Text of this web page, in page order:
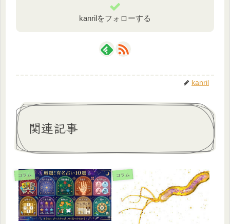
kanrilをフォローする
kanril
関連記事
コラム コラム